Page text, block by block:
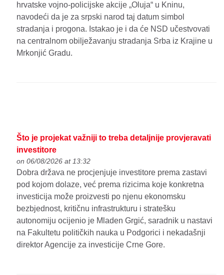
hrvatske vojno-policijske akcije „Oluja“ u Kninu,
navodeći da je za srpski narod taj datum simbol
stradanja i progona. Istakao je i da će NSD učestvovati
na centralnom obilježavanju stradanja Srba iz Krajine u
Mrkonjić Gradu.
Što je projekat važniji to treba detaljnije provjeravati
investitore
on 06/08/2026 at 13:32
Dobra država ne procjenjuje investitore prema zastavi
pod kojom dolaze, već prema rizicima koje konkretna
investicija može proizvesti po njenu ekonomsku
bezbjednost, kritičnu infrastrukturu i stratešku
autonomiju ocijenio je Mladen Grgić, saradnik u nastavi
na Fakultetu političkih nauka u Podgorici i nekadašnji
direktor Agencije za investicije Crne Gore.